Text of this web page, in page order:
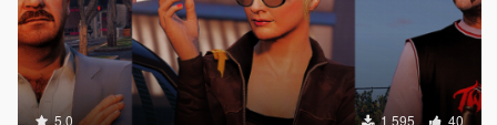
5.0 1 595 40